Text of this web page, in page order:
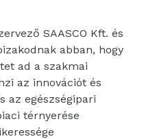
SAASCO Kft. és
abban, hogy
ad a szakmai
az innovációt és
az egészségipari
térnyerése